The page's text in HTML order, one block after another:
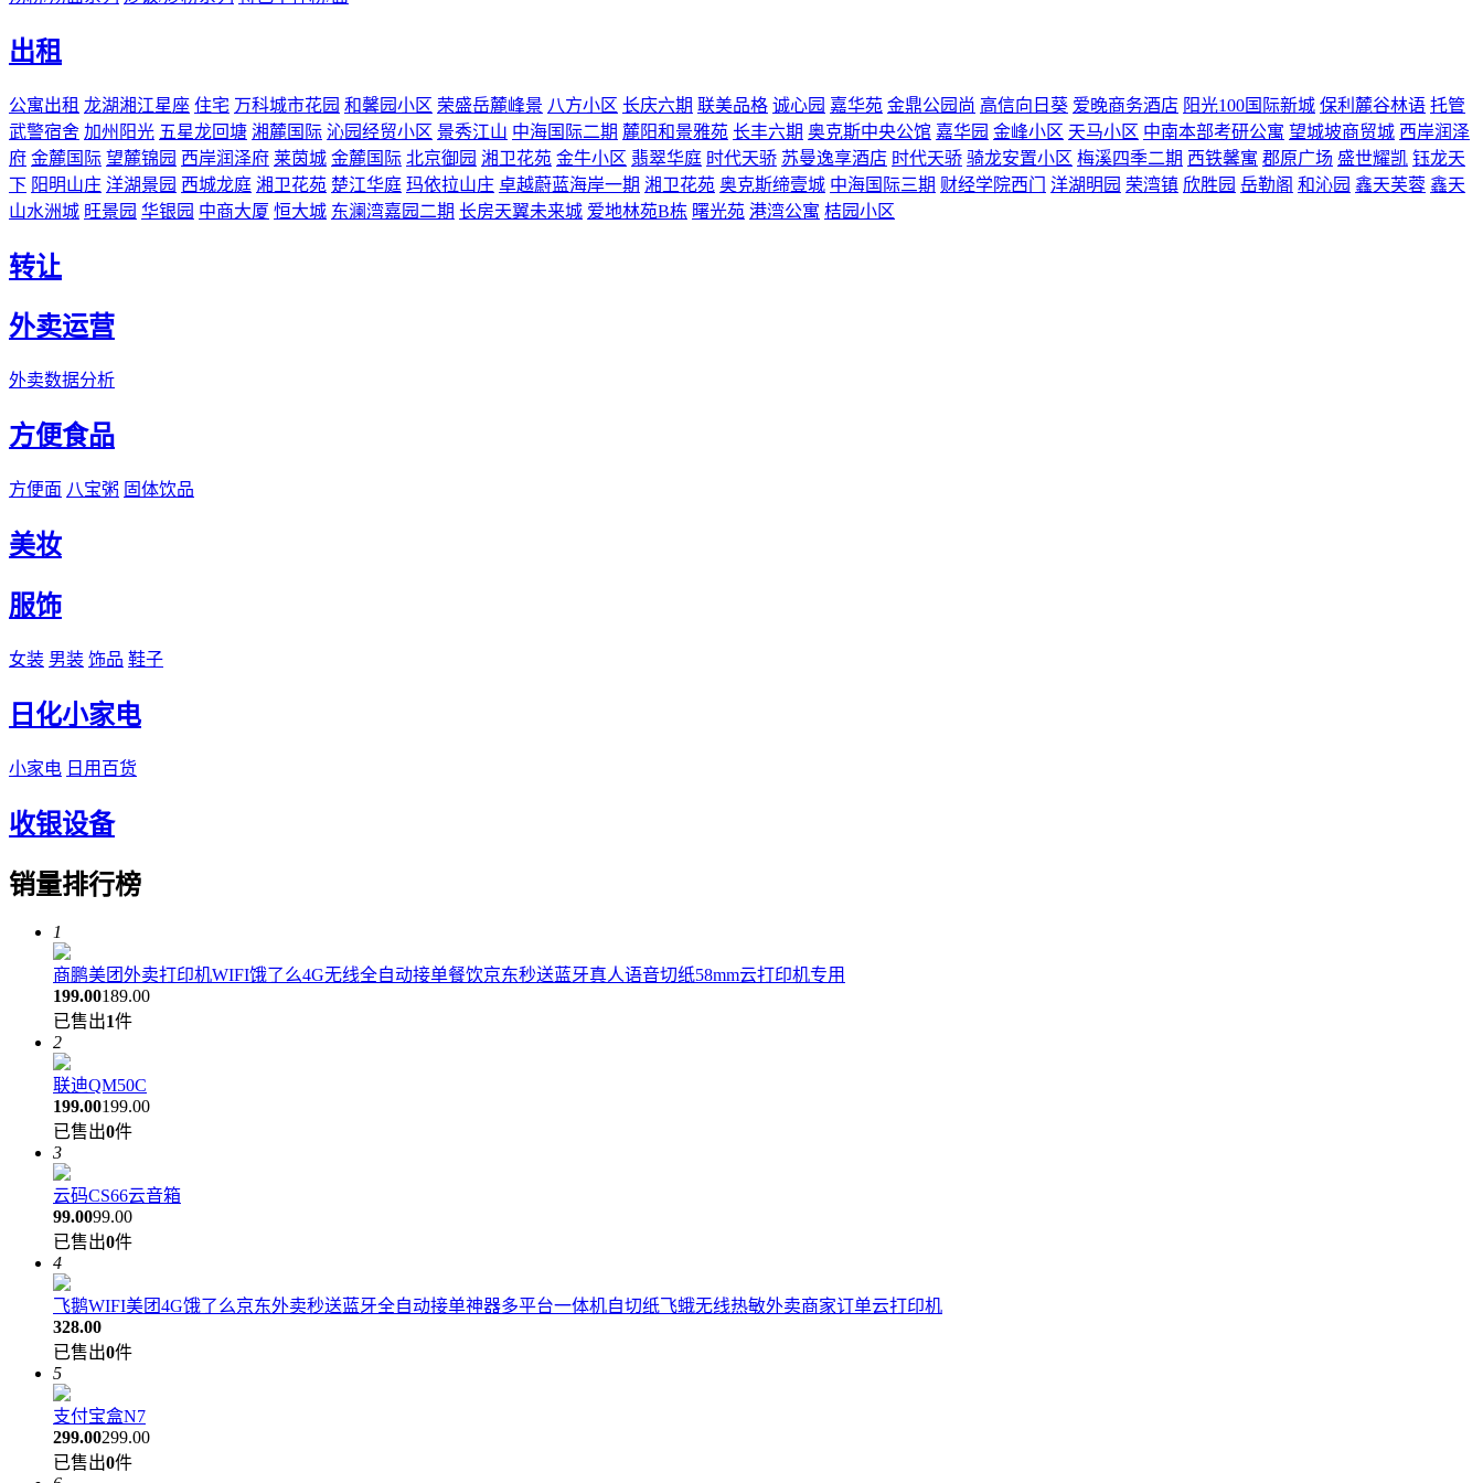
出租
公寓出租 龙湖湘江星座 住宅 万科城市花园 和馨园小区 荣盛岳麓峰景 八方小区 长庆六期 联美品格 诚心园 嘉华苑 金鼎公园尚 高信向日葵 爱晚商务酒店 阳光100国际新城 保利麓谷林语 托管
武警宿舍 加州阳光 五星龙回塘 湘麓国际 沁园经贸小区 景秀江山 中海国际二期 麓阳和景雅苑 长丰六期 奥克斯中央公馆 嘉华园 金峰小区 天马小区 中南本部考研公寓 望城坡商贸城 西岸润泽
府 金麓国际 望麓锦园 西岸润泽府 莱茵城 金麓国际 北京御园 湘卫花苑 金牛小区 翡翠华庭 时代天骄 苏曼逸享酒店 时代天骄 骑龙安置小区 梅溪四季二期 西铁馨寓 郡原广场 盛世耀凯 钰龙天
下 阳明山庄 洋湖景园 西城龙庭 湘卫花苑 楚江华庭 玛依拉山庄 卓越蔚蓝海岸一期 湘卫花苑 奥克斯缔壹城 中海国际三期 财经学院西门 洋湖明园 荣湾镇 欣胜园 岳勒阁 和沁园 鑫天芙蓉 鑫天
山水洲城 旺景园 华银园 中商大厦 恒大城 东澜湾嘉园二期 长房天翼未来城 爱地林苑B栋 曙光苑 港湾公寓 桔园小区
转让
外卖运营
外卖数据分析
方便食品
方便面 八宝粥 固体饮品
美妆
服饰
女装 男装 饰品 鞋子
日化小家电
小家电 日用百货
收银设备
销量排行榜
1
商鹏美团外卖打印机WIFI饿了么4G无线全自动接单餐饮京东秒送蓝牙真人语音切纸58mm云打印机专用
199.00189.00
已售出1件
2
联迪QM50C
199.00199.00
已售出0件
3
云码CS66云音箱
99.0099.00
已售出0件
4
飞鹅WIFI美团4G饿了么京东外卖秒送蓝牙全自动接单神器多平台一体机自切纸飞蛾无线热敏外卖商家订单云打印机
328.00
已售出0件
5
支付宝盒N7
299.00299.00
已售出0件